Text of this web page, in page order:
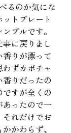
るのか気にな
トプレート
プルです。
に戻りまし
りが漂って
ずカボチャ
りだったの
すが全くの
あったので一
れだけでお
かわらず、